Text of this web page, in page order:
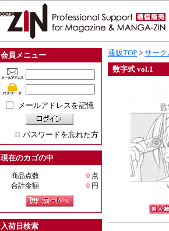
会員メニュー
メールアドレスを記憶
パスワードを忘れた方
現在のカゴの中
商品点数 0 点
合計金額
0 円
入荷日検索
通販TOP > サーク
数字式 vol.1